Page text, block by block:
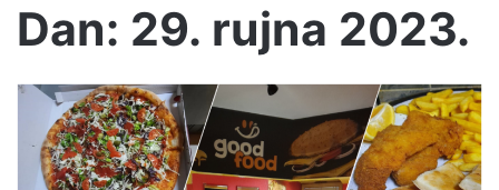
Dan: 29. rujna 2023.